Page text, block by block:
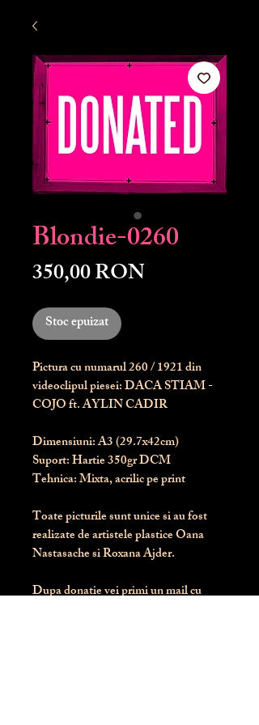
Blondie-0260
350,00 RONPreț
Stoc epuizat
Pictura cu numarul260/ 1921 din
videoclipul piesei: DACA STIAM -
COJO ft. AYLIN CADIR
Dimensiuni: A3 (29.7x42cm)
Suport: Hartie 350gr DCM
Tehnica: Mixta, acrilic pe print
Toate picturile sunt unice si au fost
realizate de artistele plastice Oana
Nastasache si Roxana Ajder.
Dupa donatie vei primi un mail cu